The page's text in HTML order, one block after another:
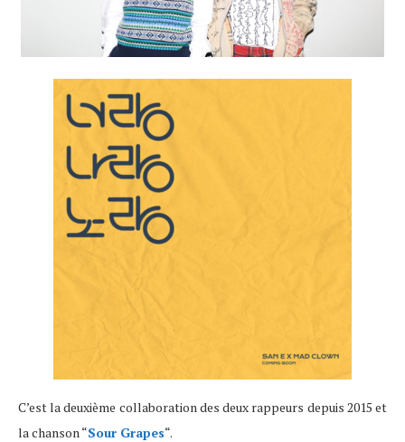
C’est la deuxième collaboration des deux rappeurs depuis 2015 et
la chanson “Sour Grapes“.